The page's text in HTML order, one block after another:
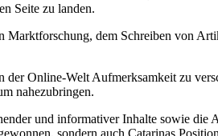
Seite zu landen.
dem Schreiben von
Online-Welt Aufmerksamkeit zu
nahezubringen.
und informativer Inhalte sowie